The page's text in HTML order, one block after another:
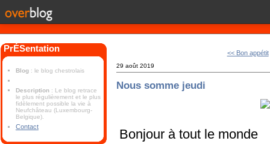
PrÉSentation
Blog : le blog chestrolais
Description : Le blog retrace
le plus régulièrement et le plus
fidèlement possible la vie à
Neufchâteau (Luxembourg-
Belgique).
Contact
<< Bon appétit
29 août 2019
Nous somme jeudi
Bonjour à tout le monde